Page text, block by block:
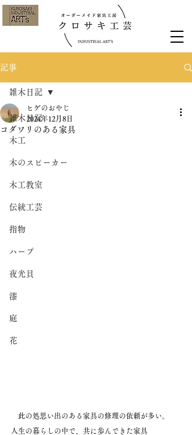
記事
雑木日記
木工
木のスピーカー
木工教室
伝統工芸
指物
ハープ
夜光貝
漆
庭
花
雑木日記
コダワリのある家具
ヒゲのおやじ
2024年12月8日
此の処思い出のある家具の修理の依頼が多い。
人生の暮らしの中で、共に歩んできた家具